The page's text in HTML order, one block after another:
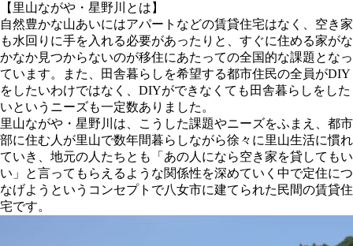
【里山ながや・星野川とは】
自然豊かな山あいにはアパートなどの賃貸住宅はなく、空き家
も水回りに手を入れる必要があったりと、すぐに住める家がな
かなか見つからないのが移住にあたっての全国的な課題となっ
ています。また、田舎暮らしを希望する都市住民の全員がDIY
をしたいわけではなく、DIYができなくても田舎暮らしをした
いというニーズも一定数ありました。
里山ながや・星野川は、こうした課題やニーズをふまえ、都市
部に住む人が里山で数年間暮らしながら徐々に里山生活に慣れ
ていき、地元の人たちとも「あの人になら空き家を貸してもい
い」と言ってもらえるような関係性を深めていく中で定住につ
なげようというコンセプトで八女市に建てられた民間の賃貸住
宅です。